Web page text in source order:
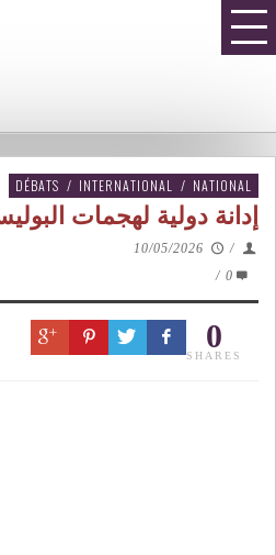
DÉBATS / INTERNATIONAL / NATIONAL
إدانة دولية لهجمات
/
10/05/2026
0
/
0
SHARES